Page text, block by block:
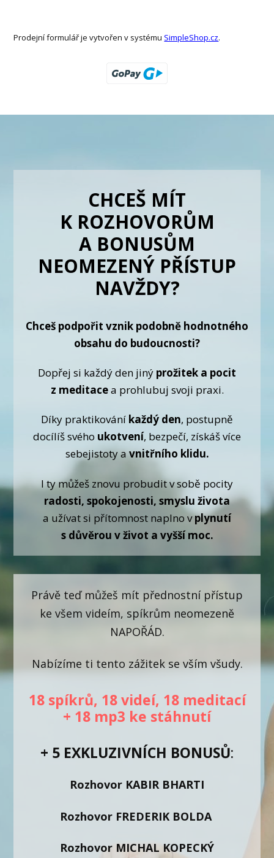
Prodejní formulář je vytvořen v systému SimpleShop.cz.
CHCEŠ MÍT
K ROZHOVORŮM
A BONUSŮM
NEOMEZENÝ PŘÍSTUP
NAVŽDY?
Chceš podpořit vznik podobně hodnotného
obsahu do budoucnosti?
Dopřej si každý den jiný prožitek a pocit
z meditacea prohlubuj svoji praxi.
Díky praktikování každý den, postupně
docílíš svého ukotvení, bezpečí, získáš více
sebejistoty avnitřního klidu.
I ty můžeš znovu probudit v sobě pocity
radosti, spokojenosti, smyslu života
a užívat si přítomnost naplno vplynutí
s důvěrou v život a vyšší moc.
Právě teď můžeš mít přednostní přístup
ke všem videím, spíkrům neomezeně
NAPOŘÁD.
Nabízíme ti tento zážitek se vším všudy.
18 spíkrů, 18 videí, 18 meditací
+ 18 mp3 ke stáhnutí
+ 5 EXKLUZIVNÍCH BONUSŮ:
Rozhovor KABIR BHARTI
Rozhovor FREDERIK BOLDA
Rozhovor MICHAL KOPECKÝ